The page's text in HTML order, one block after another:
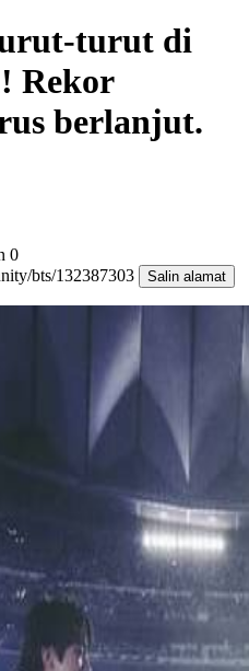
turut di
Rekor
berlanjut.
0
bts/132387303
Salin alamat